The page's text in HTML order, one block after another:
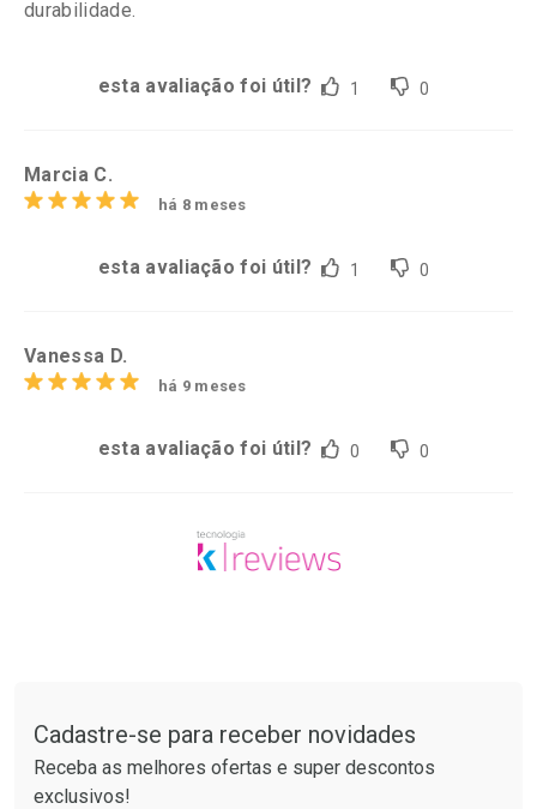
durabilidade.
esta avaliação foi útil? 1 0
Marcia C.
há 8 meses
esta avaliação foi útil? 1 0
Vanessa D.
há 9 meses
esta avaliação foi útil? 0 0
Cadastre-se para receber novidades
Receba as melhores ofertas e super descontos
exclusivos!